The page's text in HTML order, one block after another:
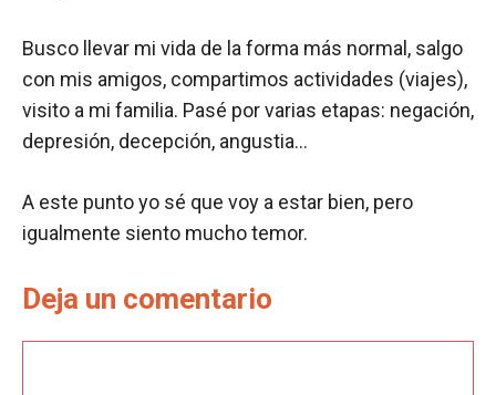
Busco llevar mi vida de la forma más normal, salgo
con mis amigos, compartimos actividades (viajes),
visito a mi familia. Pasé por varias etapas: negación,
depresión, decepción, angustia…
A este punto yo sé que voy a estar bien, pero
igualmente siento mucho temor.
Deja un comentario